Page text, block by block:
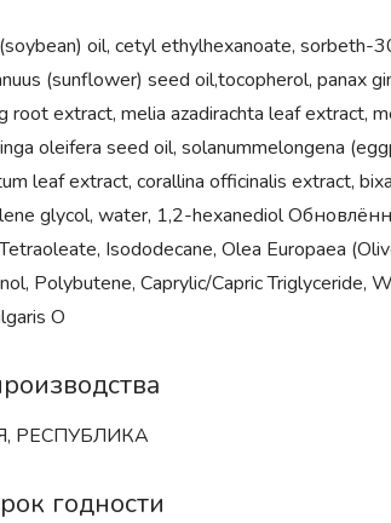
oil, cetyl ethylhexanoate,
(sunflower) seed oil,tocopherol, panax
root extract, melia azadirachta leaf extract,
oleifera seed oil, solanummelongena
leaf extract, corallina officinalis extract,
glycol, water, 1,2-hexanediol
Isododecane, Olea Europaea
Polybutene, Caprylic/Capric Triglyceride,
O
РЕСПУБЛИКА
годности